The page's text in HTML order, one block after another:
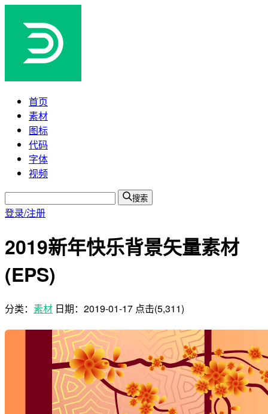
首页
素材
图标
代码
字体
视频
搜索
登录/注册
2019新年快乐背景矢量素材
(EPS)
分类： 素材 日期： 2019-01-17 点击(5,311)